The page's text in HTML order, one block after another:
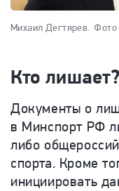
Михаил Дегтярев. Фото
Кто лишает?
Документы о
в Минспорт РФ
либо
спорта. Кроме
инициировать